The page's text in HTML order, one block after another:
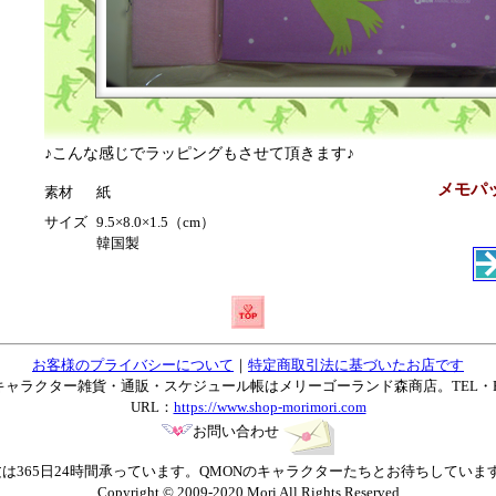
♪こんな感じでラッピングもさせて頂きます♪
素材 紙 メモパ
サイズ 9.5×8.0×1.5（cm）
韓国製
お客様のプライバシーについて ｜ 特定商取引法に基づいたお店です
ャラクター雑貨・通販・スケジュール帳はメリーゴーランド森商店。TEL・
URL： https://www.shop-morimori.com
お問い合わせ
365日24時間承っています。QMONのキャラクターたちとお待ちしていま
Copyright © 2009-2020 Mori All Rights Reserved